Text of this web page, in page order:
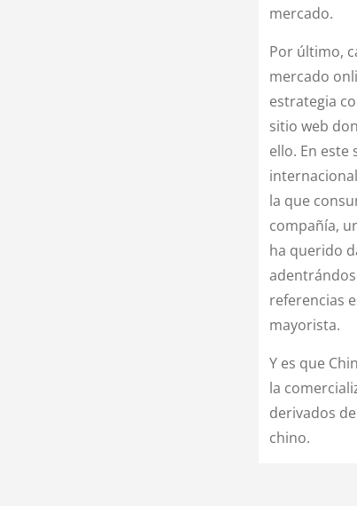
mercado.
Por último,
mercado
estrategia
sitio web
ello. En este
la que
compañía,
ha querido
referencias
mayorista.
Y es que
la
derivados
chino.